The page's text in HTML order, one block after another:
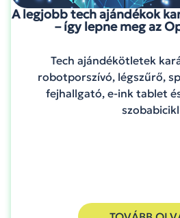
A legjobb tech ajándékok
– így lepne meg az
Tech ajándékötletek
robotporszívó, légszűrő,
fejhallgató, e-ink tablet